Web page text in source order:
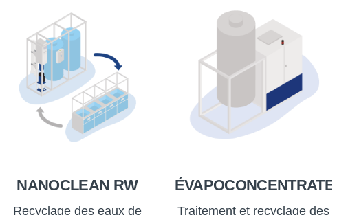
NANOCLEAN RW
Recyclage des eaux de
ÉVAPOCONCENTRATEUR
Traitement et recyclage des